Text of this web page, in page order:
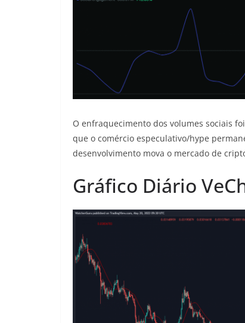
O enfraquecimento dos volumes sociais
que o comércio especulativo/hype
desenvolvimento mova o mercado de
Gráfico Diário